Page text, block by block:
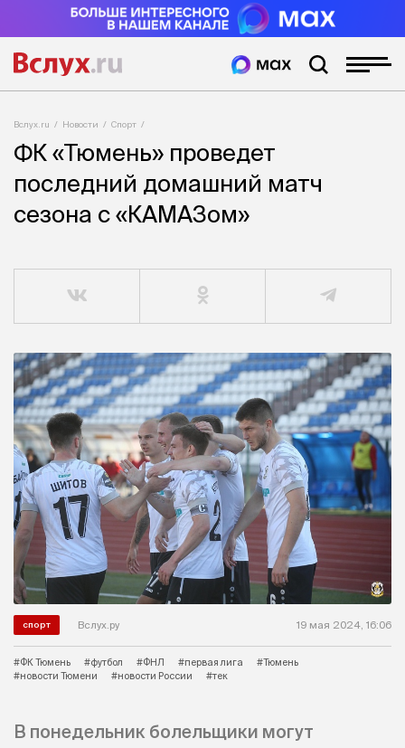
Вслух.ru Новости Спорт
ФК «Тюмень» проведет
последний домашний матч
сезона с «КАМАЗом»
спорт Вслух.ру 19 мая 2024, 16:06
#ФК Тюмень #футбол #ФНЛ #первая лига
#Тюмень
#новости Тюмени
#новости России #тек
В понедельник болельщики могут